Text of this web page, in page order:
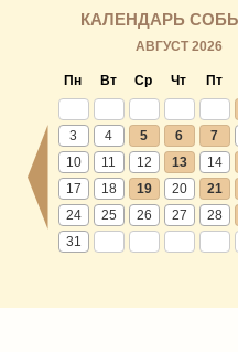
КАЛЕНДАРЬ
АВГУСТ 2026
Пн Вт Ср Чт Пт
3
4 5 6 7
10
11 12 13 14
17
18 19 20 21
24
25 26 27 28
31